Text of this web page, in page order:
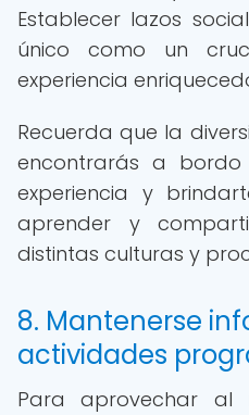
Establecer lazos
único como un
experiencia
Recuerda que la
encontrarás a
experiencia y
aprender y
distintas culturas y
8. Mantenerse
actividades
Para aprovechar al